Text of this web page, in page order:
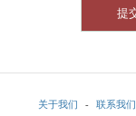
关于我们 - 联系我们